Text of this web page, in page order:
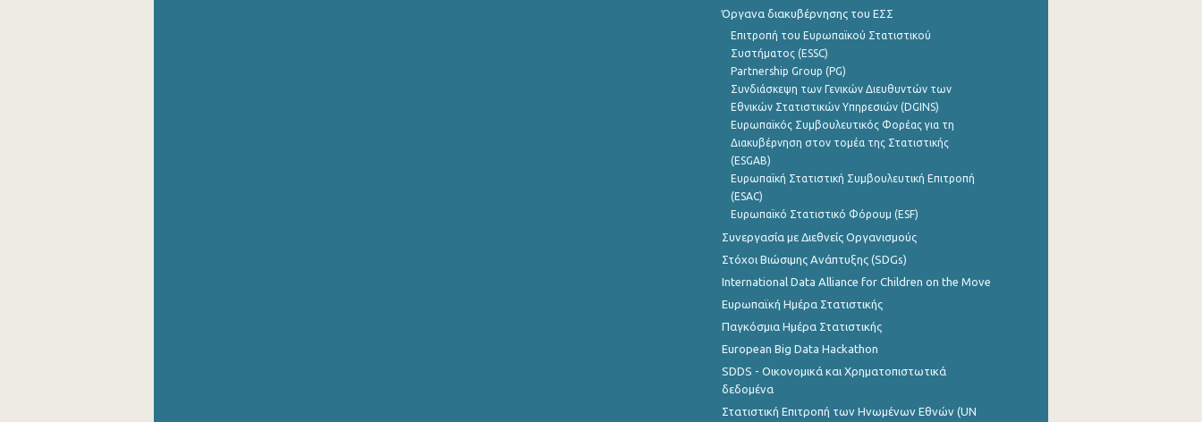
Όργανα διακυβέρνησης του ΕΣΣ
Επιτροπή του Ευρωπαϊκού Στατιστικού
Συστήματος (ESSC)
Partnership Group (PG)
Συνδιάσκεψη των Γενικών Διευθυντών των
Εθνικών Στατιστικών Υπηρεσιών (DGINS)
Ευρωπαϊκός Συμβουλευτικός Φορέας για τη
Διακυβέρνηση στον τομέα της Στατιστικής
(ESGAB)
Ευρωπαϊκή Στατιστική Συμβουλευτική Επιτροπή
(ESAC)
Ευρωπαϊκό Στατιστικό Φόρουμ (ESF)
Συνεργασία με Διεθνείς Οργανισμούς
Στόχοι Βιώσιμης Ανάπτυξης (SDGs)
International Data Alliance for Children on the Move
Ευρωπαϊκή Ημέρα Στατιστικής
Παγκόσμια Ημέρα Στατιστικής
European Big Data Hackathon
SDDS - Οικονομικά και Χρηματοπιστωτικά
δεδομένα
Στατιστική Επιτροπή των Ηνωμένων Εθνών (UN